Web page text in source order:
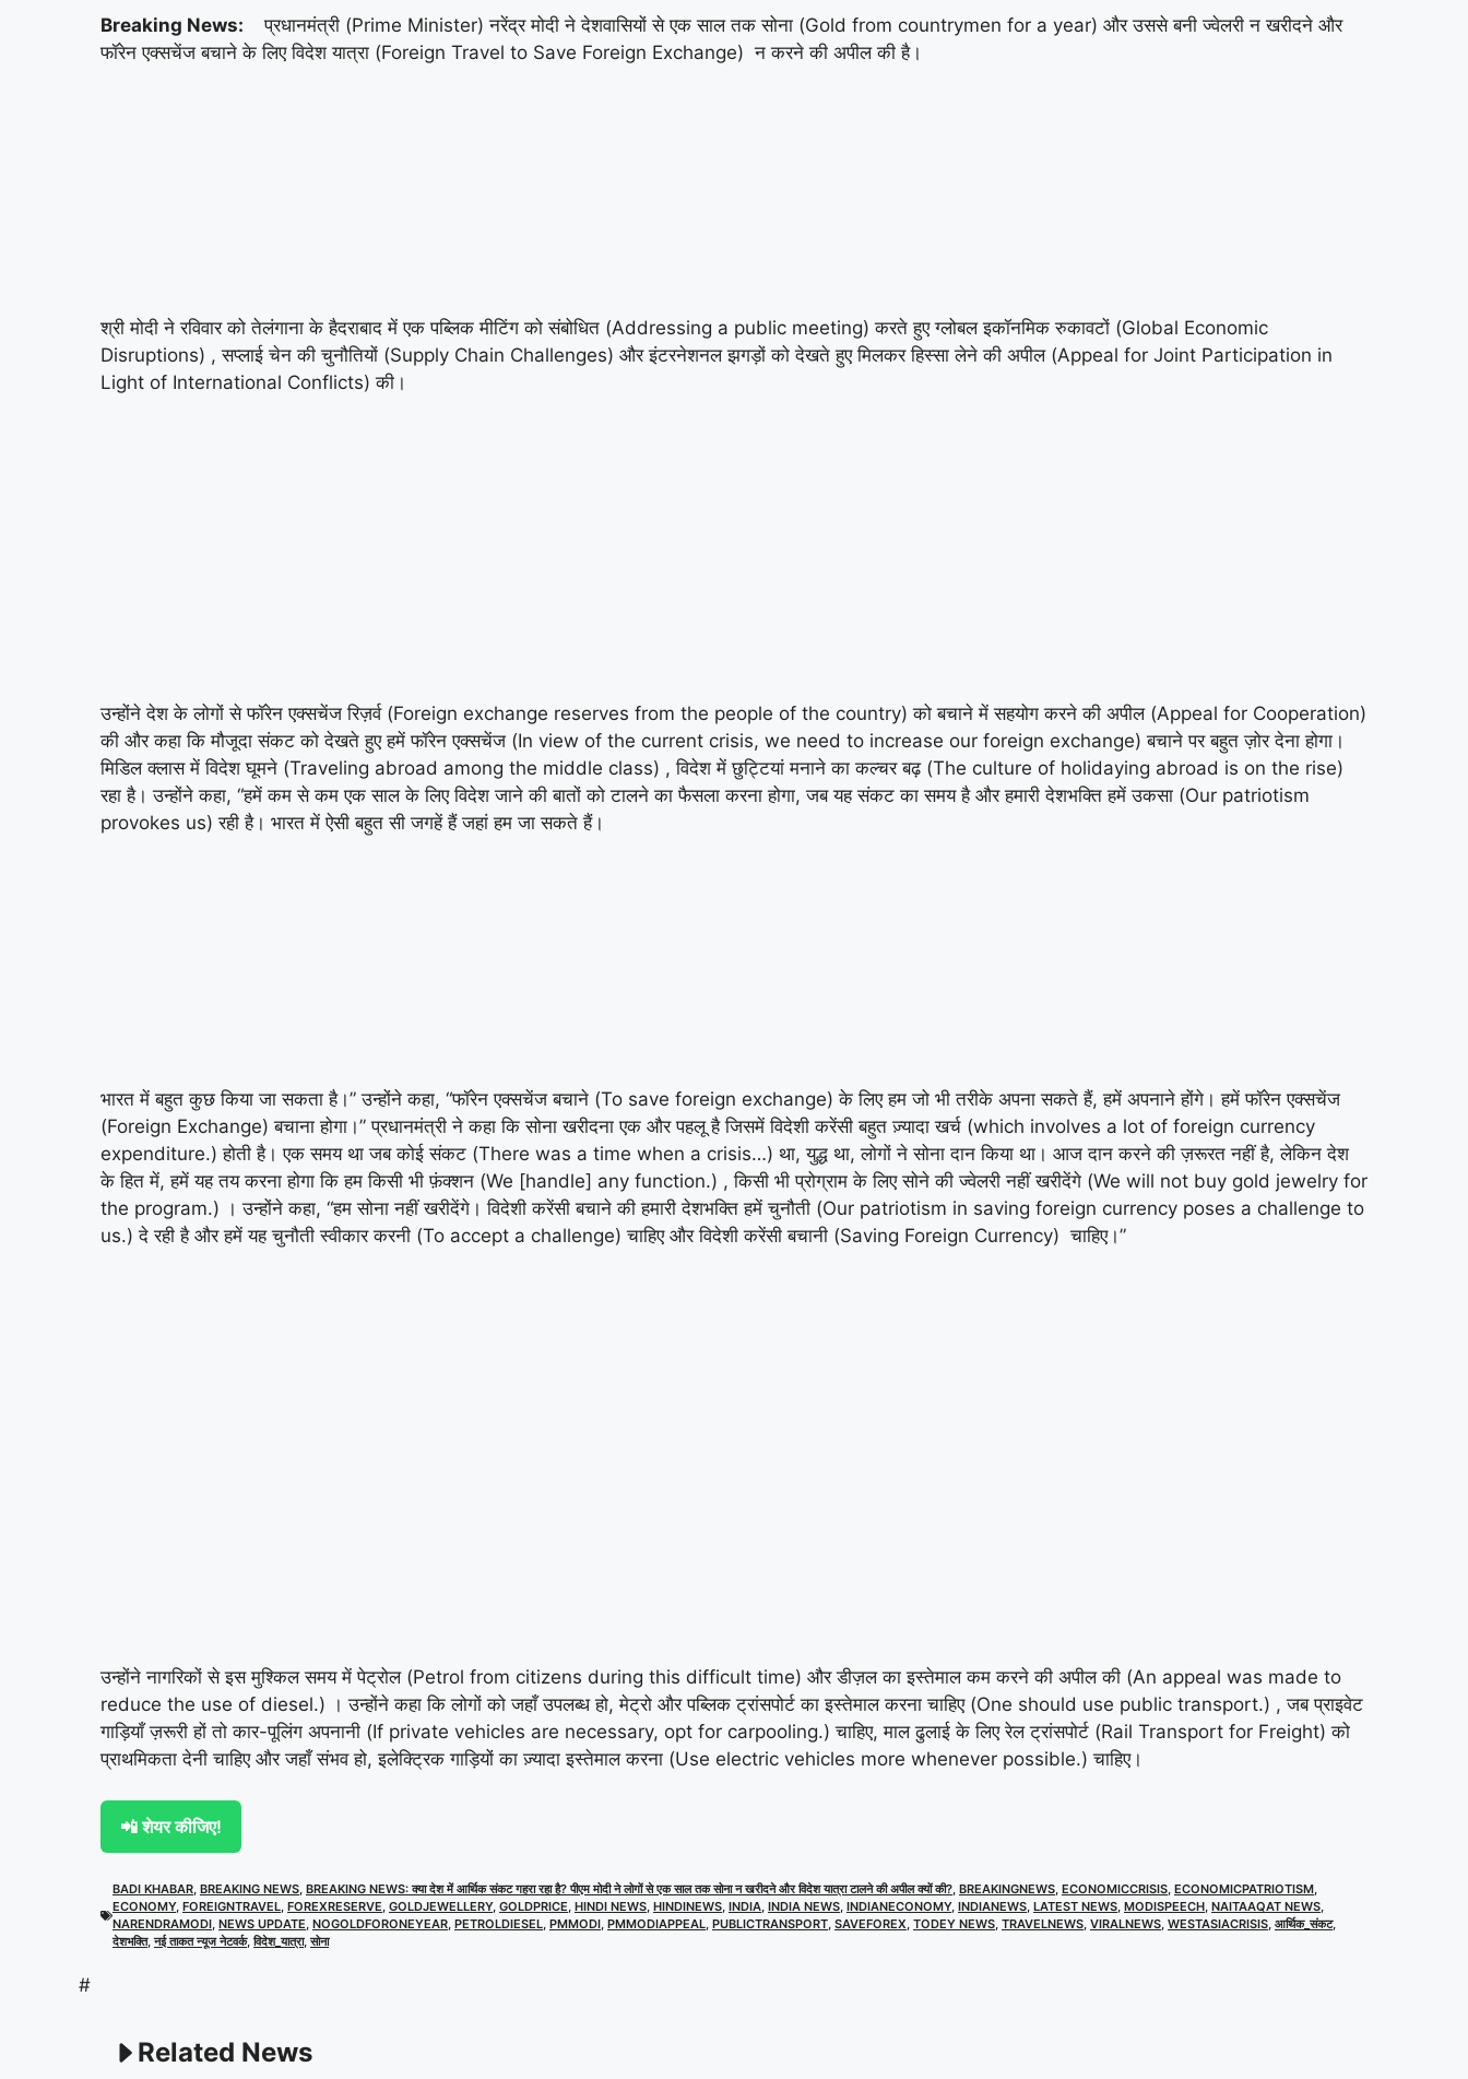
Breaking News:
प्रधानमंत्री (Prime Minister) नरेंद्र मोदी ने देशवासियों से एक साल तक सोना (Gold from countrymen for a year) और उससे बनी ज्वेलरी न खरीदने और
फॉरेन एक्सचेंज बचाने के लिए विदेश यात्रा (Foreign Travel to Save Foreign Exchange) न करने की अपील की है।
श्री मोदी ने रविवार को तेलंगाना के हैदराबाद में एक पब्लिक मीटिंग को संबोधित (Addressing a public meeting) करते हुए ग्लोबल इकॉनमिक रुकावटों (Global Economic
Disruptions) , सप्लाई चेन की चुनौतियों (Supply Chain Challenges) और इंटरनेशनल झगड़ों को देखते हुए मिलकर हिस्सा लेने की अपील (Appeal for Joint Participation in
Light of International Conflicts) की।
उन्होंने देश के लोगों से फॉरेन एक्सचेंज रिज़र्व (Foreign exchange reserves from the people of the country) को बचाने में सहयोग करने की अपील (Appeal for Cooperation)
की और कहा कि मौजूदा संकट को देखते हुए हमें फॉरेन एक्सचेंज (In view of the current crisis, we need to increase our foreign exchange) बचाने पर बहुत ज़ोर देना होगा।
मिडिल क्लास में विदेश घूमने (Traveling abroad among the middle class) , विदेश में छुट्टियां मनाने का कल्चर बढ़ (The culture of holidaying abroad is on the rise)
रहा है। उन्होंने कहा, “हमें कम से कम एक साल के लिए विदेश जाने की बातों को टालने का फैसला करना होगा, जब यह संकट का समय है और हमारी देशभक्ति हमें उकसा (Our patriotism
provokes us) रही है। भारत में ऐसी बहुत सी जगहें हैं जहां हम जा सकते हैं।
भारत में बहुत कुछ किया जा सकता है।” उन्होंने कहा, “फॉरेन एक्सचेंज बचाने (To save foreign exchange) के लिए हम जो भी तरीके अपना सकते हैं, हमें अपनाने होंगे। हमें फॉरेन एक्सचेंज
(Foreign Exchange) बचाना होगा।” प्रधानमंत्री ने कहा कि सोना खरीदना एक और पहलू है जिसमें विदेशी करेंसी बहुत ज़्यादा खर्च (which involves a lot of foreign currency
expenditure.) होती है। एक समय था जब कोई संकट (There was a time when a crisis…) था, युद्ध था, लोगों ने सोना दान किया था। आज दान करने की ज़रूरत नहीं है, लेकिन देश
के हित में, हमें यह तय करना होगा कि हम किसी भी फ़ंक्शन (We [handle] any function.) , किसी भी प्रोग्राम के लिए सोने की ज्वेलरी नहीं खरीदेंगे (We will not buy gold jewelry for
the program.) । उन्होंने कहा, “हम सोना नहीं खरीदेंगे। विदेशी करेंसी बचाने की हमारी देशभक्ति हमें चुनौती (Our patriotism in saving foreign currency poses a challenge to
us.) दे रही है और हमें यह चुनौती स्वीकार करनी (To accept a challenge) चाहिए और विदेशी करेंसी बचानी (Saving Foreign Currency) चाहिए।”
उन्होंने नागरिकों से इस मुश्किल समय में पेट्रोल (Petrol from citizens during this difficult time) और डीज़ल का इस्तेमाल कम करने की अपील की (An appeal was made to
reduce the use of diesel.) । ​​उन्होंने कहा कि लोगों को जहाँ उपलब्ध हो, मेट्रो और पब्लिक ट्रांसपोर्ट का इस्तेमाल करना चाहिए (One should use public transport.) , जब प्राइवेट
गाड़ियाँ ज़रूरी हों तो कार-पूलिंग अपनानी (If private vehicles are necessary, opt for carpooling.) चाहिए, माल ढुलाई के लिए रेल ट्रांसपोर्ट (Rail Transport for Freight) को
प्राथमिकता देनी चाहिए और जहाँ संभव हो, इलेक्ट्रिक गाड़ियों का ज़्यादा इस्तेमाल करना (Use electric vehicles more whenever possible.) चाहिए।
📲 शेयर कीजिए!
BADI KHABAR, BREAKING NEWS, BREAKING NEWS: क्या देश में आर्थिक संकट गहरा रहा है? पीएम मोदी ने लोगों से एक साल तक सोना न खरीदने और विदेश यात्रा टालने की अपील क्यों की?, BREAKINGNEWS, ECONOMICCRISIS, ECONOMICPATRIOTISM,
ECONOMY, FOREIGNTRAVEL, FOREXRESERVE, GOLDJEWELLERY, GOLDPRICE, HINDI NEWS, HINDINEWS, INDIA, INDIA NEWS, INDIANECONOMY, INDIANEWS, LATEST NEWS, MODISPEECH, NAITAAQAT NEWS,
NARENDRAMODI, NEWS UPDATE, NOGOLDFORONEYEAR, PETROLDIESEL, PMMODI, PMMODIAPPEAL, PUBLICTRANSPORT, SAVEFOREX, TODEY NEWS, TRAVELNEWS, VIRALNEWS, WESTASIACRISIS, आर्थिक_संकट,
देशभक्ति,नई ताकत न्यूज नेटवर्क,विदेश_यात्रा,सोना
#
Related News